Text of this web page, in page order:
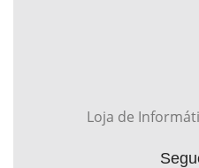
Loja de